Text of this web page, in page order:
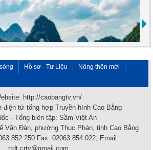
Hồ sơ - Tư Liệu
Nông thôn mới
http://caobangtv.vn/
điện tử tổng hợp Truyền hình Cao Bằng
- Tổng biên tập: Sầm Việt An
Văn Đàn, phường Thục Phán, tỉnh Cao Bằng
Fax: 02063.854.022; Email:
ttdt.crtv@gmail.com